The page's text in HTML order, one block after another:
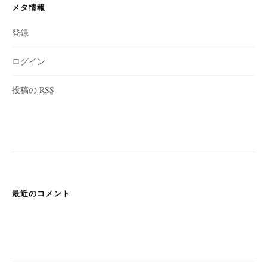
メタ情報
登録
ログイン
投稿の RSS
最近のコメント